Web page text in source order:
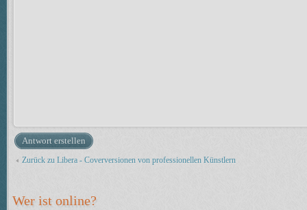
Antwort erstellen
Zurück zu Libera - Coverversionen von professionellen Künstlern
Wer ist online?